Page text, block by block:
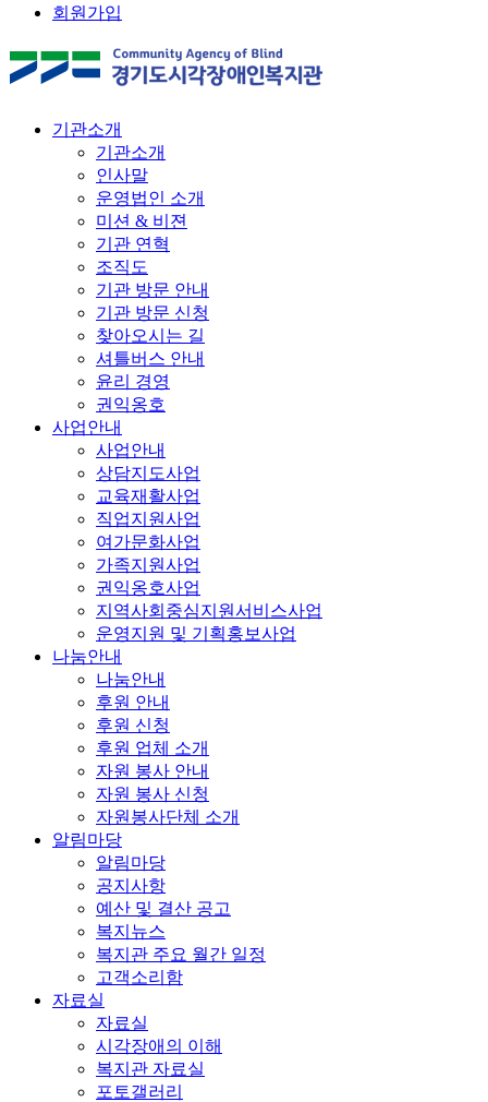
회원가입
기관소개
기관소개
인사말
운영법인 소개
미션 & 비젼
기관 연혁
조직도
기관 방문 안내
기관 방문 신청
찾아오시는 길
셔틀버스 안내
윤리 경영
권익옹호
사업안내
사업안내
상담지도사업
교육재활사업
직업지원사업
여가문화사업
가족지원사업
권익옹호사업
지역사회중심지원서비스사업
운영지원 및 기획홍보사업
나눔안내
나눔안내
후원 안내
후원 신청
후원 업체 소개
자원 봉사 안내
자원 봉사 신청
자원봉사단체 소개
알림마당
알림마당
공지사항
예산 및 결산 공고
복지뉴스
복지관 주요 월간 일정
고객소리함
자료실
자료실
시각장애의 이해
복지관 자료실
포토갤러리